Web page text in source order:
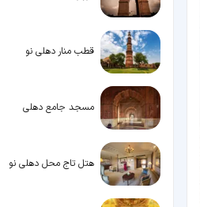
قطب منار دهلی نو
مسجد جامع دهلی
هتل تاج محل دهلی نو